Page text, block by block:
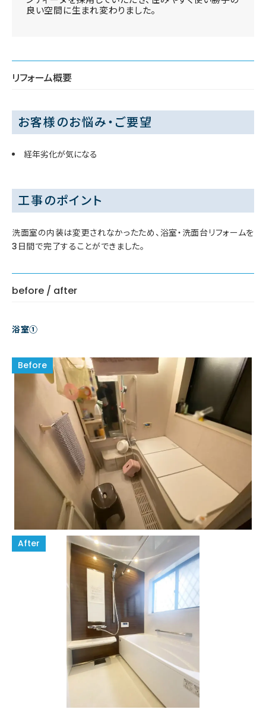
良い空間に生まれ変わりました。
リフォーム概要
お客様のお悩み・ご要望
経年劣化が気になる
工事のポイント
洗面室の内装は変更されなかったため、浴室・洗面台リフォームを
3日間で完了することができました。
before / after
浴室①